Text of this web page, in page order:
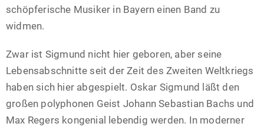
schöpferische Musiker in Bayern einen Band zu
widmen.
Zwar ist Sigmund nicht hier geboren, aber seine
Lebensabschnitte seit der Zeit des Zweiten Weltkriegs
haben sich hier abgespielt. Oskar Sigmund läßt den
großen polyphonen Geist Johann Sebastian Bachs und
Max Regers kongenial lebendig werden. In moderner